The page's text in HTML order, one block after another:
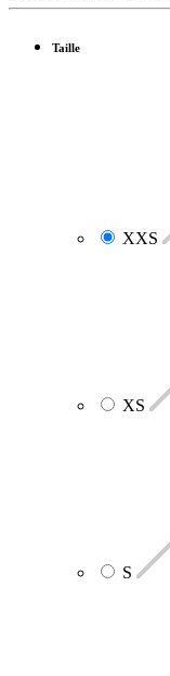
Taille
XXS
XS
S